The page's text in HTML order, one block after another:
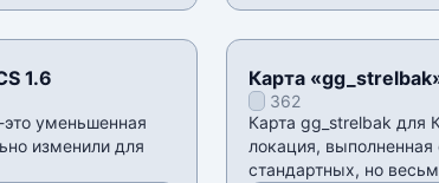
1.6
это уменьшенная
изменили для
Карта
362
Карта gg_strelbak для
локация, выполненная
стандартных, но